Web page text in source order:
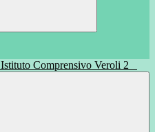
Istituto Comprensivo Veroli 2